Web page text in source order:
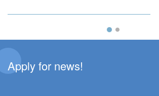
Apply for news!